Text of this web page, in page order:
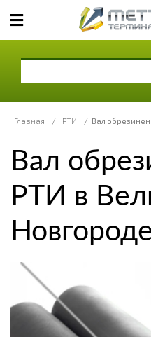
Главная / РТИ / Вал
Вал
РТИ в
Новгороде